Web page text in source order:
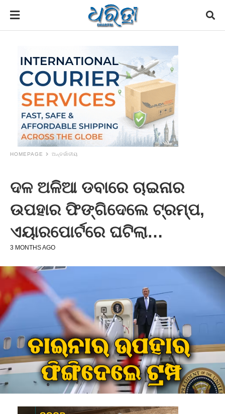
HOMEPAGE ଅନ୍ତର୍ଜାତୀୟ
ଦଳ ଅଳିଆ ଡବାରେ ଚାଇନାର
ଉପହାର ଫିଙ୍ଗିଦେଲେ ଟ୍ରମ୍ପ,
ଏୟାରପୋର୍ଟରେ ଘଟିଲା…
3 MONTHS AGO